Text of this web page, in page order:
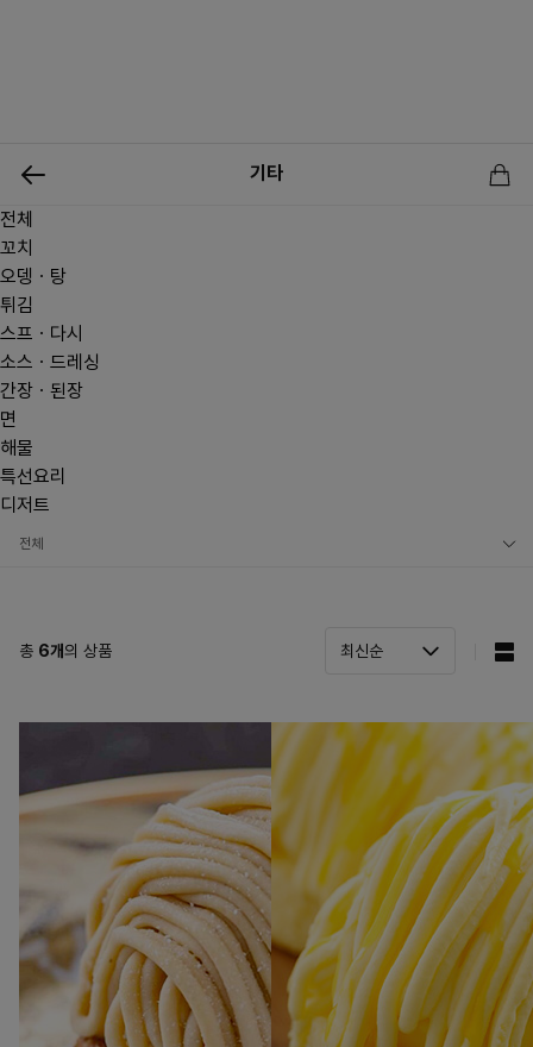
신상품
기타
전체
꼬치
오뎅ㆍ탕
튀김
스프ㆍ다시
소스ㆍ드레싱
간장ㆍ된장
면
해물
특선요리
디저트
전체
총 6개의 상품